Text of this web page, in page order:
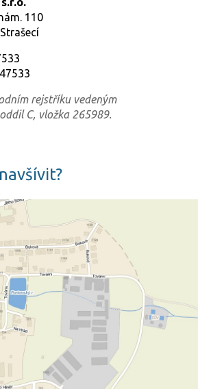
110
rejstříku vedeným
C, vložka 265989.